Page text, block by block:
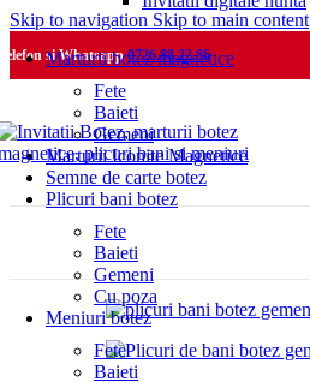
Skip to navigation Skip to main content
si Whatsapp0726.88.22.86
Marturii botez magnetice
Fete
Baieti
Gemeni
Marturii Iconite Magnetice
Semne de carte botez
Plicuri bani botez
Fete
Baieti
Gemeni
Cu poza
Meniuri botez
Fete
Baieti